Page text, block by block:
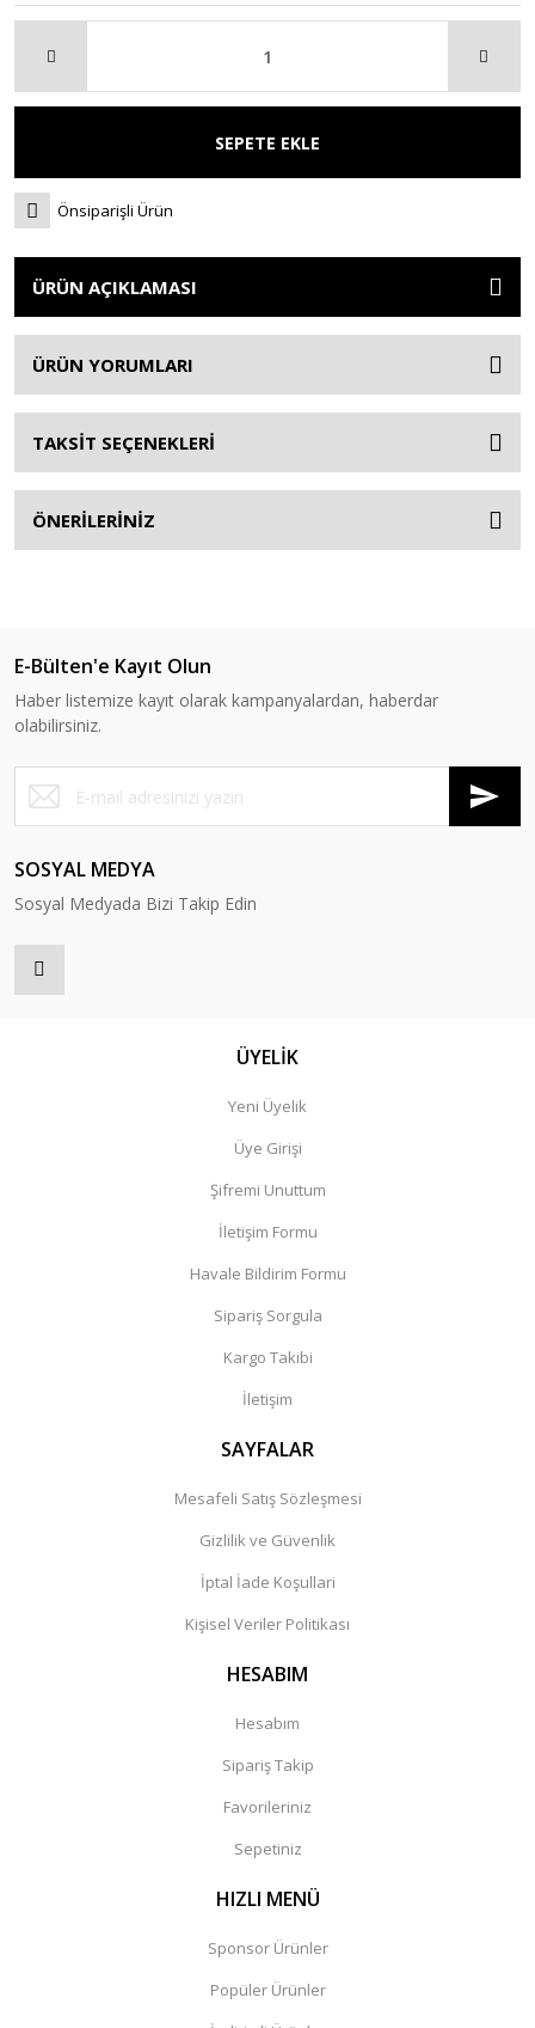
SEPETE EKLE
Önsiparişli Ürün
ÜRÜN AÇIKLAMASI
ÜRÜN YORUMLARI
TAKSİT SEÇENEKLERİ
ÖNERİLERİNİZ
E-Bülten'e Kayıt Olun
Haber listemize kayıt olarak kampanyalardan, haberdar
olabilirsiniz.
SOSYAL MEDYA
Sosyal Medyada Bizi Takip Edin
ÜYELİK
Yeni Üyelik
Üye Girişi
Şifremi Unuttum
İletişim Formu
Havale Bildirim Formu
Sipariş Sorgula
Kargo Takibi
İletişim
SAYFALAR
Mesafeli Satış Sözleşmesi
Gizlilik ve Güvenlik
İptal İade Koşullari
Kişisel Veriler Politikası
HESABIM
Hesabım
Sipariş Takip
Favorileriniz
Sepetiniz
HIZLI MENÜ
Sponsor Ürünler
Popüler Ürünler